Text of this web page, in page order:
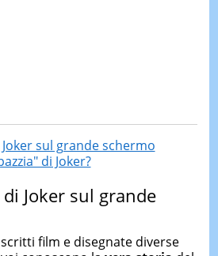
sul grande schermo
di Joker?
Joker sul grande
film e disegnate diverse